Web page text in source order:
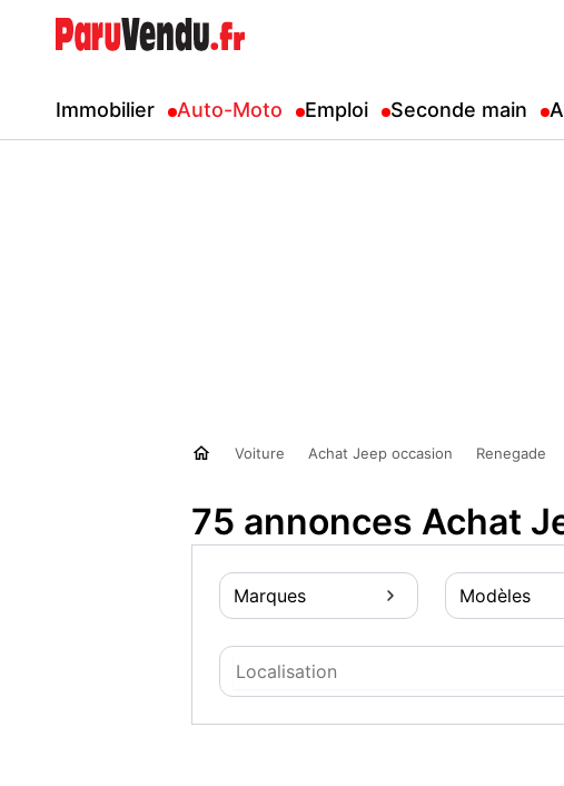
Immobilier Auto-Moto Emploi Seconde main
Voiture Achat Jeep occasion Renegade
75 annonces Achat
Marques Modèles